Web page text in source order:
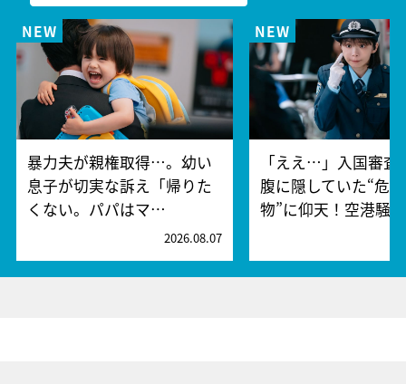
暴力夫が親権取得…。幼い
息子が切実な訴え「帰りた
くない。パパはマ…
2026.08.07
「ええ…」入国審査
腹に隠していた“危
物”に仰天！空港騒